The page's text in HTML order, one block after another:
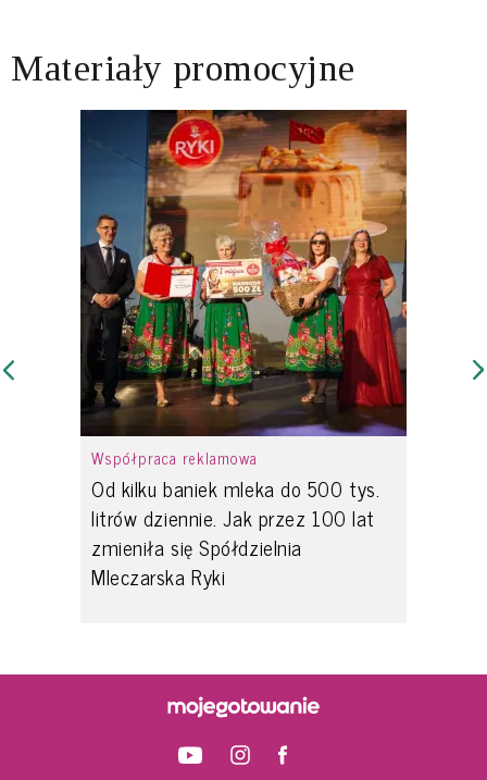
Materiały promocyjne
Współpraca reklamowa
Od kilku baniek mleka do 500 tys.
litrów dziennie. Jak przez 100 lat
zmieniła się Spółdzielnia
Mleczarska Ryki